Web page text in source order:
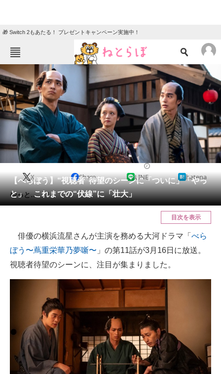
🎁 Switch 2もあたる！ プレゼントキャンペーン実施中！
ねとらぼメニュー
TOP ニュース
エンタメ クイズ
グルメ 地域
住まい 教育・育児
リサーチ
会員記事
メディア
ITの今と未来を見通す
スマホと通信の最新トレンド
進化するPCとデバイスの未来
好きが集まる 比べて選べる
ビジネスと働き方のヒント
AI活用のいまが分かる
企業ITのトレンドを詳説
【べらぼう】“視聴者”待望のシーンに「ついに」「やっ
と」 これまでの“伏線”に「壮大」
X Share LINE hatena
やっと……！
目次を表示
俳優の横浜流星さんが主演を務める大河ドラマ「 べら
ぼう〜蔦重栄華乃夢噺〜 」の第11話が3月16日に放送。
視聴者待望のシーンに、注目が集まりました。